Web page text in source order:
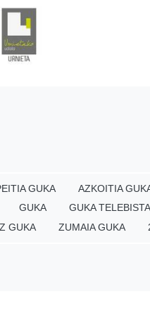
GUKA AZKOITIA
GUKA GUKA TELEBISTA
GUKA ZUMAIA GUKA